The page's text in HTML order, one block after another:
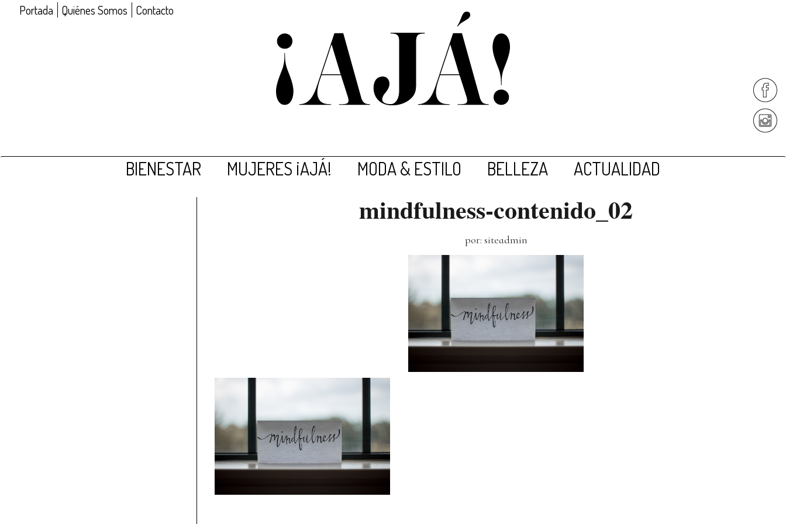
Portada Quiénes Somos Contacto
BIENESTAR MUJERES ¡AJÁ! MODA & ESTILO BELLEZA ACTUALIDAD
mindfulness-contenido_02
por: siteadmin